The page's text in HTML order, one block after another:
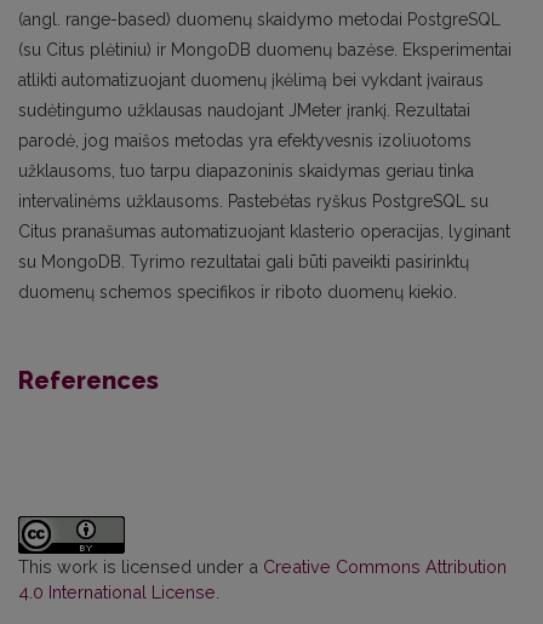
(angl. range-based) duomenų skaidymo metodai PostgreSQL
(su Citus plėtiniu) ir MongoDB duomenų bazėse. Eksperimentai
atlikti automatizuojant duomenų įkėlimą bei vykdant įvairaus
sudėtingumo užklausas naudojant JMeter įrankį. Rezultatai
parodė, jog maišos metodas yra efektyvesnis izoliuotoms
užklausoms, tuo tarpu diapazoninis skaidymas geriau tinka
intervalinėms užklausoms. Pastebėtas ryškus PostgreSQL su
Citus pranašumas automatizuojant klasterio operacijas, lyginant
su MongoDB. Tyrimo rezultatai gali būti paveikti pasirinktų
duomenų schemos specifikos ir riboto duomenų kiekio.
References
This work is licensed under a Creative Commons Attribution
4.0 International License